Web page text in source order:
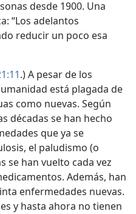
desde 1900. Una
“Los adelantos
reducir un poco esa
.) A pesar de los
está plagada de
como nuevas. Según
décadas se han hecho
que ya se
el paludismo (o
se han vuelto cada vez
Además, han
enfermedades nuevas.
y hasta ahora no tienen